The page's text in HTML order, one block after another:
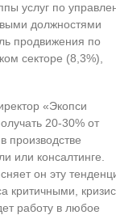
услуг по
должностями
продвижения по
секторе (8,3%),
«Экопси
20-30% от
производстве
или консалтинге.
он эту
критичными, кризис
работу в любое